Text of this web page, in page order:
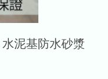
泥基防水砂漿